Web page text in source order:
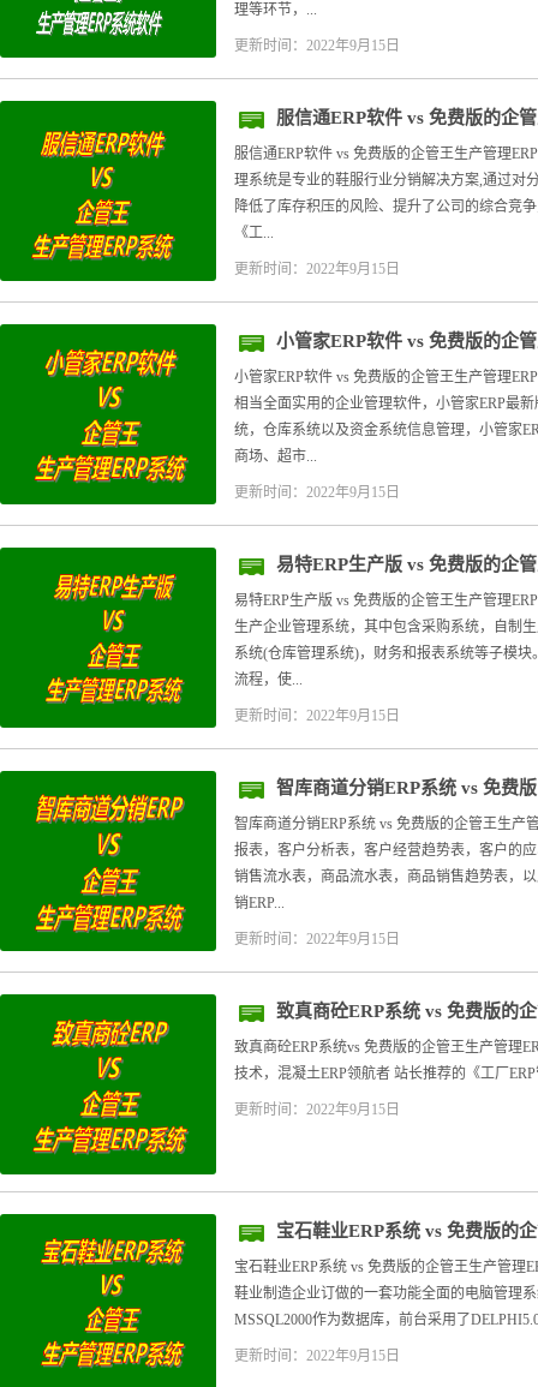
理等环节，...
更新时间：2022年9月15日
服信通ERP软件 vs 免费版的企
服信通ERP软件 vs 免费版的企管王生产管理
理系统是专业的鞋服行业分销解决方案,通过对
降低了库存积压的风险、提升了公司的综合竞
《工...
更新时间：2022年9月15日
小管家ERP软件 vs 免费版的企
小管家ERP软件 vs 免费版的企管王生产管理
相当全面实用的企业管理软件，小管家ERP最
统，仓库系统以及资金系统信息管理，小管家
商场、超市...
更新时间：2022年9月15日
易特ERP生产版 vs 免费版的企
易特ERP生产版 vs 免费版的企管王生产管理
生产企业管理系统，其中包含采购系统，自制
系统(仓库管理系统)，财务和报表系统等子模
流程，使...
更新时间：2022年9月15日
智库商道分销ERP系统 vs 免费
智库商道分销ERP系统 vs 免费版的企管王生产
报表，客户分析表，客户经营趋势表，客户的
销售流水表，商品流水表，商品销售趋势表，
销ERP...
更新时间：2022年9月15日
致真商砼ERP系统 vs 免费版的
致真商砼ERP系统vs 免费版的企管王生产管理
技术，混凝土ERP领航者 站长推荐的《工厂
更新时间：2022年9月15日
宝石鞋业ERP系统 vs 免费版的
宝石鞋业ERP系统 vs 免费版的企管王生产管理
鞋业制造企业订做的一套功能全面的电脑管理
MSSQL2000作为数据库，前台采用了
更新时间：2022年9月15日